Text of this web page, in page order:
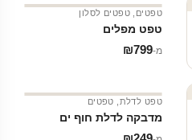
טפטים טפטים לסלון
טפט מפלים
מ‑ ₪799
טפט לדלת טפטים
מדבקה לדלת חוף ים